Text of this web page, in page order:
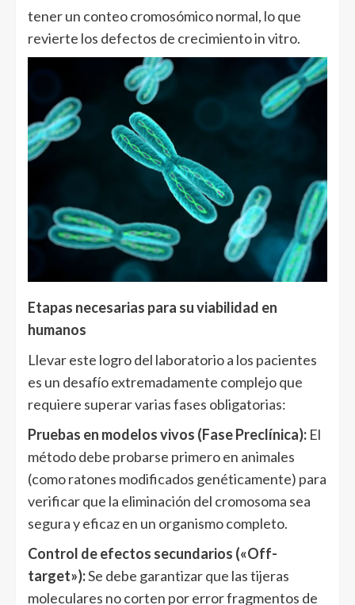
tener un conteo cromosómico normal, lo que
revierte los defectos de crecimiento in vitro.
Etapas necesarias para su viabilidad en
humanos
Llevar este logro del laboratorio a los pacientes
es un desafío extremadamente complejo que
requiere superar varias fases obligatorias:
Pruebas en modelos vivos (Fase Preclínica): El
método debe probarse primero en animales
(como ratones modificados genéticamente) para
verificar que la eliminación del cromosoma sea
segura y eficaz en un organismo completo.
Control de efectos secundarios («Off-
target»):Se debe garantizar que las tijeras
moleculares no corten por error fragmentos de